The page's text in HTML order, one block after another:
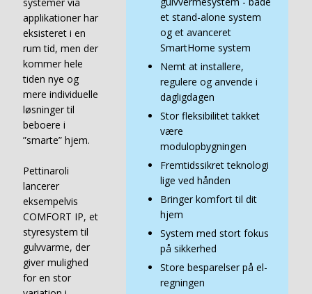
applikationer har
eksisteret i en
rum tid, men der
kommer hele
tiden nye og
mere individuelle
løsninger til
beboere i
”smarte” hjem.
Pettinaroli
lancerer
eksempelvis
COMFORT IP, et
styresystem til
gulvvarme, der
giver mulighed
for en stor
et stand-alone system
og et avanceret
SmartHome system
Nemt at installere,
regulere og anvende i
dagligdagen
Stor fleksibilitet takket
være
modulopbygningen
Fremtidssikret teknologi
lige ved hånden
Bringer komfort til dit
hjem
System med stort fokus
på sikkerhed
Store besparelser på el-
regningen